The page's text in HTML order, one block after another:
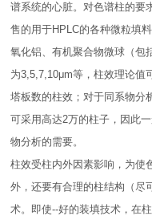
谱系统的心脏。对色谱柱的要
售的用于HPLC的各种微粒填
氧化铝、有机聚合物微球（包
为3,5,7,10μm等，柱效理论值
塔板数的柱效；对于同系物分
可采用高达2万的柱子，因此
物分析的需要。
柱效受柱内外因素影响，为使
外，还要有合理的柱结构（尽
术。即使--好的装填技术，在